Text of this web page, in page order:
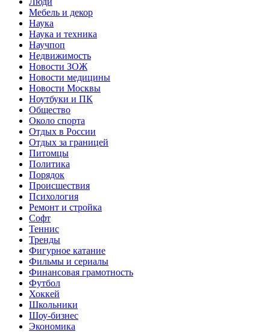
Мебель и декор
Наука
Наука и техника
Научпоп
Недвижимость
Новости ЗОЖ
Новости медицины
Новости Москвы
Ноутбуки и ПК
Общество
Около спорта
Отдых в России
Отдых за границей
Питомцы
Политика
Порядок
Происшествия
Психология
Ремонт и стройка
Софт
Теннис
Тренды
Фигурное катание
Фильмы и сериалы
Финансовая грамотность
Футбол
Хоккей
Школьники
Шоу-бизнес
Экономика